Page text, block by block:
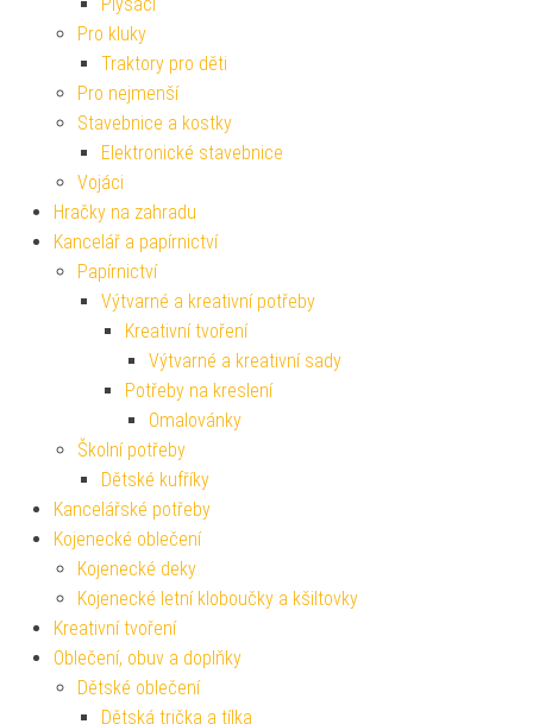
Pro kluky
Traktory pro děti
Pro nejmenší
Stavebnice a kostky
Elektronické stavebnice
Vojáci
Hračky na zahradu
Kancelář a papírnictví
Papírnictví
Výtvarné a kreativní potřeby
Kreativní tvoření
Výtvarné a kreativní sady
Potřeby na kreslení
Omalovánky
Školní potřeby
Dětské kufříky
Kancelářské potřeby
Kojenecké oblečení
Kojenecké deky
Kojenecké letní kloboučky a kšiltovky
Kreativní tvoření
Oblečení, obuv a doplňky
Dětské oblečení
Dětská trička a tílka